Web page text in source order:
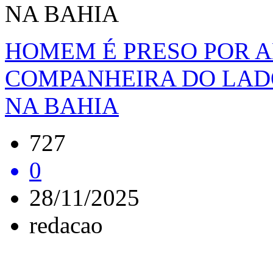
NA BAHIA
HOMEM É PRESO POR
COMPANHEIRA DO
NA BAHIA
727
0
28/11/2025
redacao